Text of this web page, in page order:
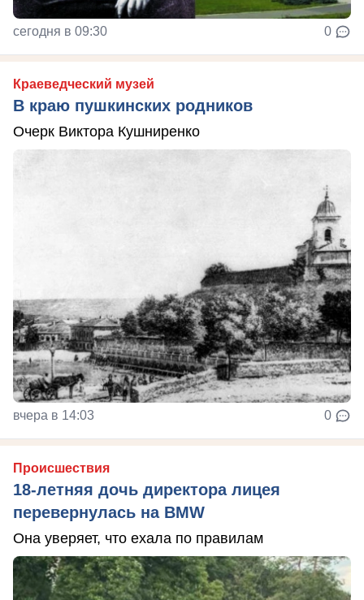
сегодня в 09:30 0
Краеведческий музей
В краю пушкинских родников
Очерк Виктора Кушниренко
вчера в 14:03 0
Происшествия
18-летняя дочь директора лицея
перевернулась на BMW
Она уверяет, что ехала по правилам